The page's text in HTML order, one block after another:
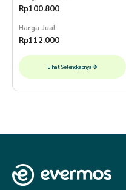
Rp100.800
Harga Jual
Rp112.000
Lihat Selengkapnya